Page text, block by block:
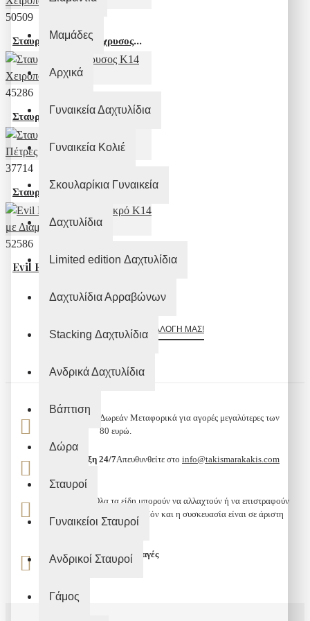
Μαμάδες
Αρχικά
Γυναικεία Δαχτυλίδια
Γυναικεία Κολιέ
Σκουλαρίκια Γυναικεία
Δαχτυλίδια
Limited edition Δαχτυλίδια
Δαχτυλίδια Αρραβώνων
Stacking Δαχτυλίδια
Ανδρικά Δαχτυλίδια
Βάπτιση
Δώρα
Σταυροί
Γυναικείοι Σταυροί
Ανδρικοί Σταυροί
Γάμος
50509
Σταυρός Κ14 Λευκόχρυσος Χειροποίητος
45286
Σταυρός Λευκόχρυσος Κ14 Χειροποίητος
37714
Σταυρός Χρυσός Κ14 με Πέτρες
52586
Evil Eye Βραχιόλι Μικρό Κ14 με Διαμάντια
ΔΕΊΤΕ ΤΗ ΣΥΛΛΟΓΉ ΜΑΣ!
Μεταφορικά
Δωρεάν Μεταφορικά για αγορές μεγαλύτερες των
80 ευρώ.
Υποστήριξη 24/7Απευθυνθείτε στο info@takismarakakis.com
ημέρες
Όλα τα είδη μπορούν να αλλαχτούν ή να επιστραφούν
εφόσον το προϊόν και η συσκευασία είναι σε άριστη
κατάσταση.
100% Ασφαλείς Συναλλαγές